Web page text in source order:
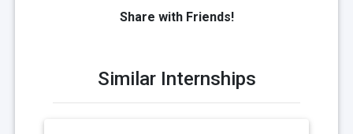
Share with Friends!
Similar Internships